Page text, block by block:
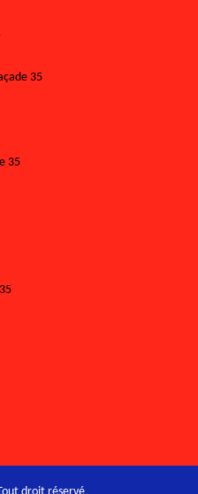
35
35